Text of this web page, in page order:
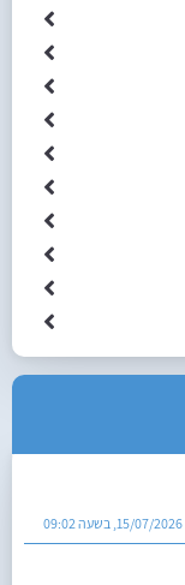
15/07/2026, בשעה 09:02